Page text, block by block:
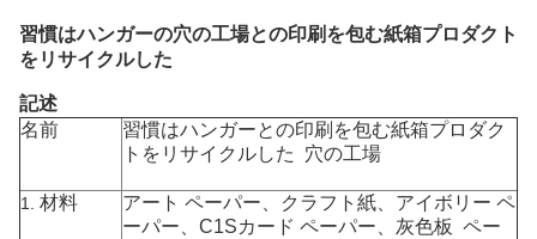
習慣はハンガーの穴の工場との印刷を包む紙箱プロダクト
をリサイクルした
記述
名前
習慣はハンガーとの印刷を包む紙箱プロダク
トをリサイクルした 穴の工場
1. 材料 アート ペーパー、クラフト紙、 アイボリー ペ
ーパー、 C1Sカード ペーパー、灰色板 ペー